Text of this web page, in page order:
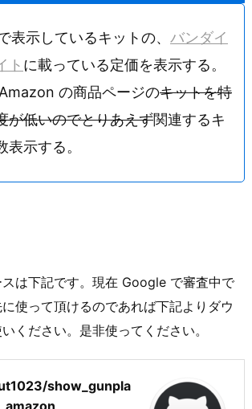
表示しているキットの、 バンダイ
ト に載っている定価を表示する。
の商品ページのキットを特
が低いのでとりあえず関連するキ
表示する。
は下記です。現在 Google で審査中で
使って頂けるのであれば下記よりダウ
ください。是非使ってください。
show_gunpla